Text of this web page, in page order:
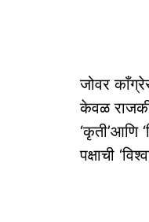
जोवर
केवळ
‘कृती’आणि
पक्षाची